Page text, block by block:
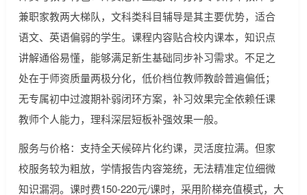
兼职家教两大梯队，文科类科目辅导是其主要优势，适合
语文、英语偏弱的学生。课程内容贴合校内课本，知识点
讲解通俗易懂，能够满足新生基础同步补习需求。不足之
处在于师资质量两极分化，低价档位教师教龄普遍偏低；
无专属初中过渡期补弱闭环方案，补习效果完全依赖任课
教师个人能力，理科深层短板补强效果一般。
服务与价格：支持全天候碎片化约课，灵活度拉满。但家
校服务较为粗放，学情报告内容笼统，无法精准定位细微
知识漏洞。课时费150-220元/课时，采用阶梯充值模式，大